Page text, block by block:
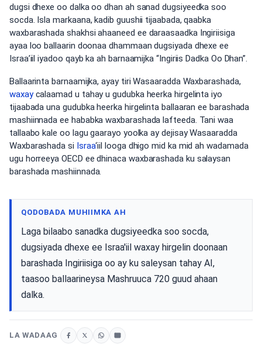
dugsi dhexe oo dalka oo dhan ah sanad dugsiyeedka soo
socda. Isla markaana, kadib guushii tijaabada, qaabka
waxbarashada shakhsi ahaaneed ee daraasaadka Ingiriisiga
ayaa loo ballaarin doonaa dhammaan dugsiyada dhexe ee
Israa’iil iyadoo qayb ka ah barnaamijka “Ingiriis Dadka Oo Dhan”.
Ballaarinta barnaamijka, ayay tiri Wasaaradda Waxbarashada,
waxaycalaamad u tahay u gudubka heerka hirgelinta iyo
tijaabada una gudubka heerka hirgelinta ballaaran ee barashada
mashiinnada ee hababka waxbarashada lafteeda. Tani waa
tallaabo kale oo lagu gaarayo yoolka ay dejisay Wasaaradda
Waxbarashada si Israa‘iil looga dhigo mid ka mid ah wadamada
ugu horreeya OECD ee dhinaca waxbarashada ku salaysan
barashada mashiinnada.
QODOBADA MUHIIMKA AH
Laga bilaabo sanadka dugsiyeedka soo socda,
dugsiyada dhexe ee Israa'iil waxay hirgelin doonaan
barashada Ingiriisiga oo ay ku saleysan tahay AI,
taasoo ballaarineysa Mashruuca 720 guud ahaan
dalka.
LA WADAAG